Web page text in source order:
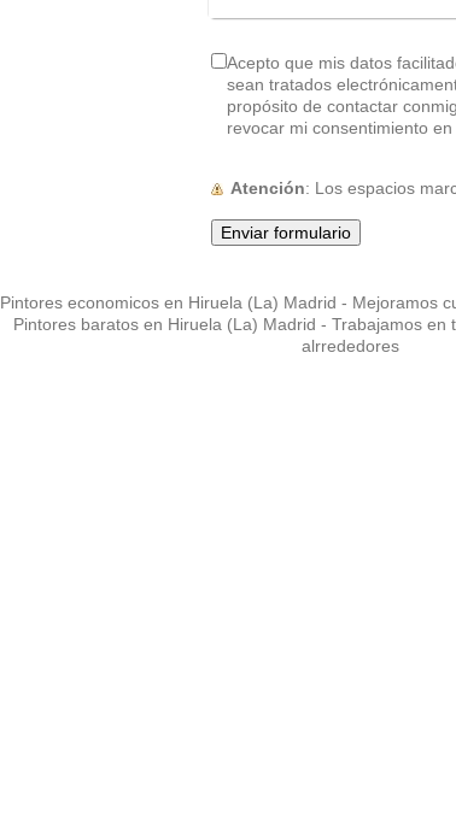
Acepto que mis datos
sean tratados electrónicamente y sean
propósito de contactar
revocar mi consentimiento
Atención : Los espacios
Pintores economicos en Hiruela (La) Madrid - Mejoramos
Pintores baratos en Hiruela (La) Madrid - Trabajamos en
alrrededores